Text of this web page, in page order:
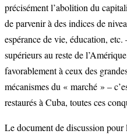
précisément l’abolition du
de parvenir à des indices de
espérance de vie, éducation,
supérieurs au reste de
favorablement à ceux des
mécanismes du « marché » –
restaurés à Cuba, toutes ces
Le document de discussion